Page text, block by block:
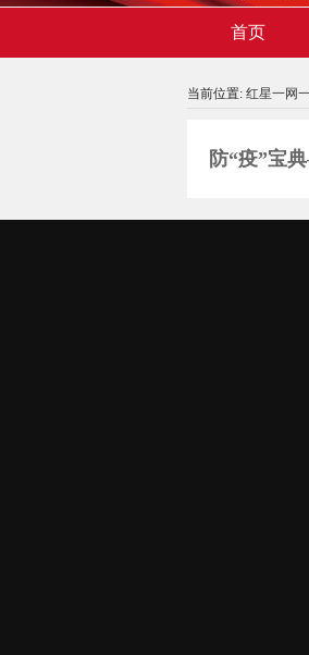
首页
当前位置: 红星一网
防“疫”宝